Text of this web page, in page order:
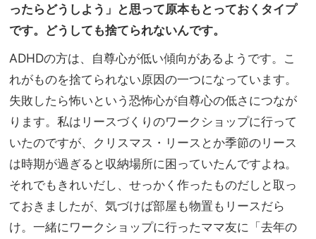
ったらどうしよう」と思って原本もとっておくタイプ
です。どうしても捨てられないんです。
ADHDの方は、自尊心が低い傾向があるようです。こ
れがものを捨てられない原因の一つになっています。
失敗したら怖いという恐怖心が自尊心の低さにつなが
ります。私はリースづくりのワークショップに行って
いたのですが、クリスマス・リースとか季節のリース
は時期が過ぎると収納場所に困っていたんですよね。
それでもきれいだし、せっかく作ったものだしと取っ
ておきましたが、気づけば部屋も物置もリースだら
け。一緒にワークショップに行ったママ友に「去年の